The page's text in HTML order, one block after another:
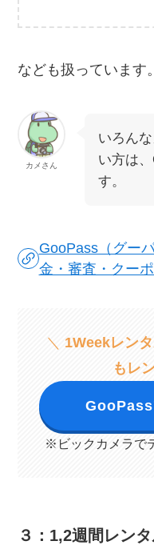
なども扱っています。
カメさん
いろん
い方は
す。
GooPass（グー
金・審査・クー
＼ 1Weekレン
もレ
GooPass
※ビックカメラで
３：1,2週間レン